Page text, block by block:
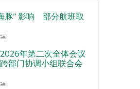
豚” 影响 部分航班取
年第二次全体会议
部门协调小组联合会